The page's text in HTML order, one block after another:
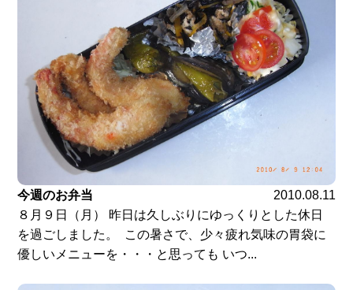
今週のお弁当
2010.08.11
８月９日（月） 昨日は久しぶりにゆっくりとした休日
を過ごしました。 この暑さで、少々疲れ気味の胃袋に
優しいメニューを・・・と思っても いつ...